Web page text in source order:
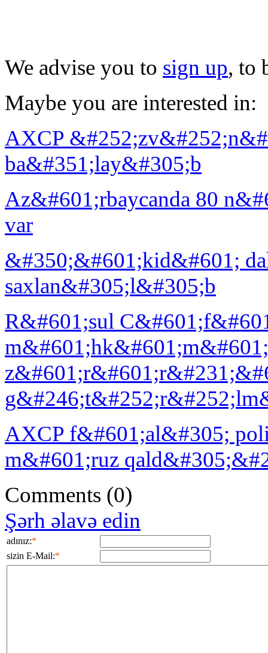
We advise you to sign up, to
Maybe you are interested in:
AXCP
ba&#351;lay&#305;b
Az&#601;rbaycanda 80
var
&#350;&#601;kid&#601;
saxlan&#305;l&#305;b
R&#601;sul
AXCP f&#601;al&#305;
m&#601;ruz
Comments (0)
Şərh əlavə edin
adınız:*
sizin E-Mail:*